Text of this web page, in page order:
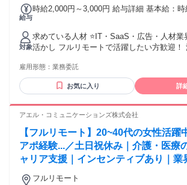
給与
時給2,000円～3,000円 給与詳細 基本給：
をもとに決定します！ ▼営業経験2年以上（営業実績を考慮）
時給2,000円～2,200円 ▼営業経験3年以上（リーダー・マネジ
メント経験歓迎） 時給2,200円～2,500円 ▼営業経験1年未満
時給1,500円～1,900円 ▼営業経験1～2年 時給1,900円～2,000
に、 選考時にスタート時給を決定します。
対象
求めている人材 ⭐IT・SaaS・広告・人材業
活かし フルリモートで活躍したい方歓迎！ 法人向け営業やイ
ています。 【下記いずれかの経験があればOK】 ✅SaaS・IT
業界での法人営業経験 ✅広告業界での営業
の営業経験 ✅インサイドセールス・フィー
商談設定の経験 ✅無形商材の営業経験 【応募条件】 ✅ 業務
ト環境をご用意いただける方 これまで培ってきた営業スキル
や 業界知識を活かしながら、 経験や得意
を担当していただきます。 営業経験を正当に評価する環境
で、 全国どこからでもキャリアアップ 高収
雇用形態： 業務委託
お気に入り 詳
アエル・コミュニケーションズ株式会社
【フルリモート】20~40代の女性活躍
アポ経験...／土日祝休み｜介護・医療
ャリア支援｜インセンティブあり｜業
ロのアドバイザーへ
フルリモート